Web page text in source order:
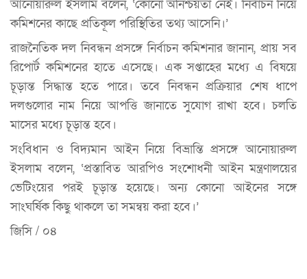
আনোয়ারুল ইসলাম বলেন, ‌‘কোনো অনিশ্চয়তা নেই। নির্বাচন নিয়ে
কমিশনের কাছে প্রতিকূল পরিস্থিতির তথ্য আসেনি।’
রাজনৈতিক দল নিবন্ধন প্রসঙ্গে নির্বাচন কমিশনার জানান, প্রায় সব
রিপোর্ট কমিশনের হাতে এসেছে। এক সপ্তাহের মধ্যে এ বিষয়ে
চূড়ান্ত সিদ্ধান্ত হতে পারে। তবে নিবন্ধন প্রক্রিয়ার শেষ ধাপে
দলগুলোর নাম নিয়ে আপত্তি জানাতে সুযোগ রাখা হবে। চলতি
মাসের মধ্যে চূড়ান্ত হবে।
সংবিধান ও বিদ্যমান আইন নিয়ে বিভ্রান্তি প্রসঙ্গে আনোয়ারুল
ইসলাম বলেন, ‘প্রস্তাবিত আরপিও সংশোধনী আইন মন্ত্রণালয়ের
ভেটিংয়ের পরই চূড়ান্ত হয়েছে। অন্য কোনো আইনের সঙ্গে
সাংঘর্ষিক কিছু থাকলে তা সমন্বয় করা হবে।’
জিসি / ০৪